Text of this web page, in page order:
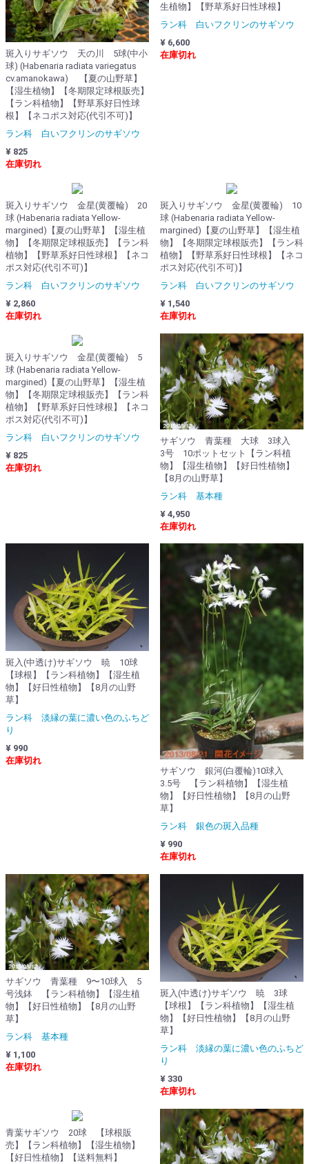
斑入りサギソウ 天の川 5球(中小
球) (Habenaria radiata variegatus
cv.amanokawa) 【夏の山野草】
【湿生植物】【冬期限定球根販売】
【ラン科植物】【野草系好日性球
根】【ネコポス対応(代引不可)】
ラン科 白いフクリンのサギソウ
¥ 825
在庫切れ
生植物】【野草系好日性球根】
ラン科 白いフクリンのサギソウ
¥ 6,600
在庫切れ
斑入りサギソウ 金星(黄覆輪) 20
球 (Habenaria radiata Yellow-
margined)【夏の山野草】【湿生植
物】【冬期限定球根販売】【ラン科
植物】【野草系好日性球根】【ネコ
ポス対応(代引不可)】
ラン科 白いフクリンのサギソウ
¥ 2,860
在庫切れ
斑入りサギソウ 金星(黄覆輪) 10
球 (Habenaria radiata Yellow-
margined)【夏の山野草】【湿生植
物】【冬期限定球根販売】【ラン科
植物】【野草系好日性球根】【ネコ
ポス対応(代引不可)】
ラン科 白いフクリンのサギソウ
¥ 1,540
在庫切れ
斑入りサギソウ 金星(黄覆輪) 5
球 (Habenaria radiata Yellow-
margined)【夏の山野草】【湿生植
物】【冬期限定球根販売】【ラン科
植物】【野草系好日性球根】【ネコ
ポス対応(代引不可)】
ラン科 白いフクリンのサギソウ
¥ 825
在庫切れ
サギソウ 青葉種 大球 3球入
3号 10ポットセット【ラン科植
物】【湿生植物】【好日性植物】
【8月の山野草】
ラン科 基本種
¥ 4,950
在庫切れ
斑入(中透け)サギソウ 暁 10球
【球根】【ラン科植物】【湿生植
物】【好日性植物】【8月の山野
草】
ラン科 淡縁の葉に濃い色のふちど
り
¥ 990
在庫切れ
サギソウ 銀河(白覆輪)10球入
3.5号 【ラン科植物】【湿生植
物】【好日性植物】【8月の山野
草】
ラン科 銀色の斑入品種
¥ 990
在庫切れ
サギソウ 青葉種 9〜10球入 5
号浅鉢 【ラン科植物】【湿生植
物】【好日性植物】【8月の山野
草】
ラン科 基本種
¥ 1,100
在庫切れ
斑入(中透け)サギソウ 暁 3球
【球根】【ラン科植物】【湿生植
物】【好日性植物】【8月の山野
草】
ラン科 淡縁の葉に濃い色のふちど
り
¥ 330
在庫切れ
青葉サギソウ 20球 【球根販
売】【ラン科植物】【湿生植物】
【好日性植物】【送料無料】